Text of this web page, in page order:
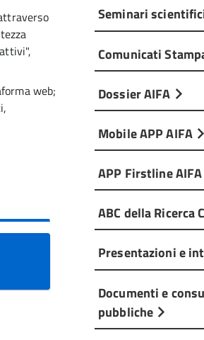
web;
Seminari
Comunicati
Dossier AIFA
Mobile APP AIFA
APP Firstline
ABC della Ricerca
Presentazioni e
Documenti e
pubbliche